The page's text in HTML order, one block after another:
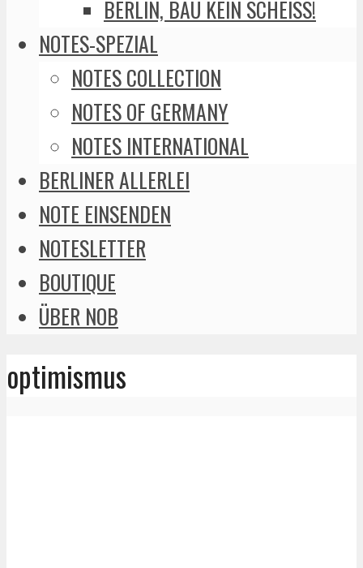
BERLIN, BAU KEIN SCHEISS!
NOTES-SPEZIAL
NOTES COLLECTION
NOTES OF GERMANY
NOTES INTERNATIONAL
BERLINER ALLERLEI
NOTE EINSENDEN
NOTESLETTER
BOUTIQUE
ÜBER NOB
optimismus